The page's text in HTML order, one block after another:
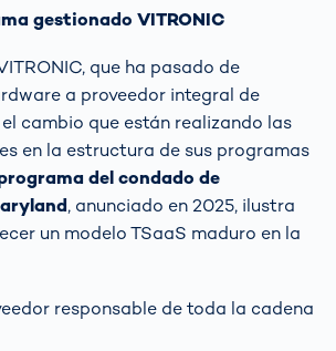
gestionado VITRONIC
que ha pasado de
a proveedor integral de
cambio que están realizando las
en la estructura de sus programas
del condado de
, anunciado en 2025, ilustra
un modelo TSaaS maduro en la
responsable de toda la cadena